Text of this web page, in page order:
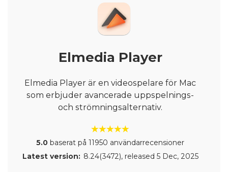
Elmedia Player
Elmedia Player är en videospelare för Mac
som erbjuder avancerade uppspelnings-
och strömningsalternativ.
5.0 baserat på 11950 användarrecensioner
Latest version: 8.24(3472), released 5 Dec, 2025